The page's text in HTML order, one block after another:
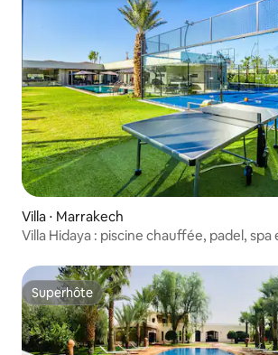
Villa ⋅ Marrakech
Villa Hidaya : piscine chauffée, padel,
Superhôte
Superhôte